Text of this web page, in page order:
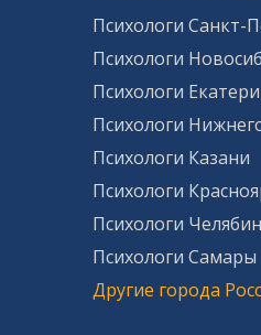
Психологи Санкт-
Психологи
Психологи
Психологи
Психологи Казани
Психологи
Психологи
Психологи Самары
Другие города